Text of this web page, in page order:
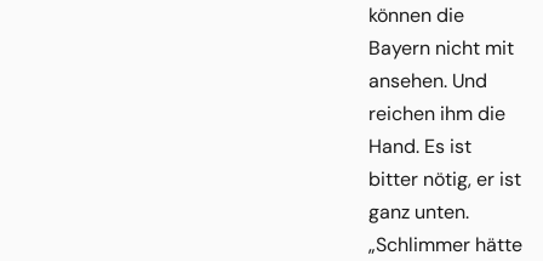
können die
Bayern nicht mit
ansehen. Und
reichen ihm die
Hand. Es ist
bitter nötig, er ist
ganz unten.
„Schlimmer hätte